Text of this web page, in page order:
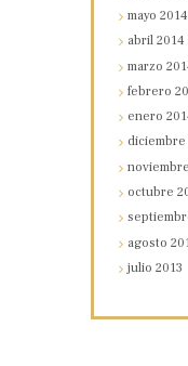
mayo2014
abril2014
marzo
febrero
enero
octubre
agosto
julio2013